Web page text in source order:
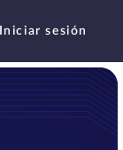
Iniciar sesión